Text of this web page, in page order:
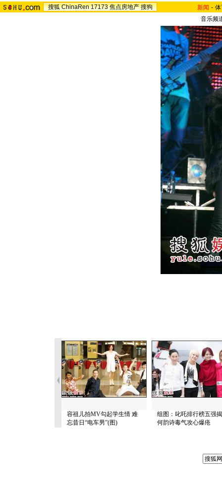
搜狐 ChinaRen 17173 焦点房地产 搜狗 新闻 -
音乐频
容祖儿拍MV勾起学生情 难
忘昔日“电车男”(图)
组图：叱吒排行榜五强
何韵诗毒气攻心爆疮